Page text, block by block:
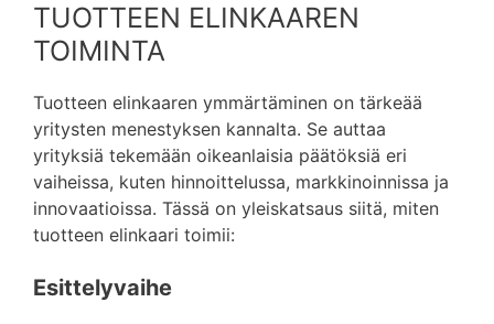
TUOTTEEN ELINKAAREN
TOIMINTA
Tuotteen elinkaaren ymmärtäminen on tärkeää
yritysten menestyksen kannalta. Se auttaa
yrityksiä tekemään oikeanlaisia päätöksiä eri
vaiheissa, kuten hinnoittelussa, markkinoinnissa ja
innovaatioissa. Tässä on yleiskatsaus siitä, miten
tuotteen elinkaari toimii:
Esittelyvaihe